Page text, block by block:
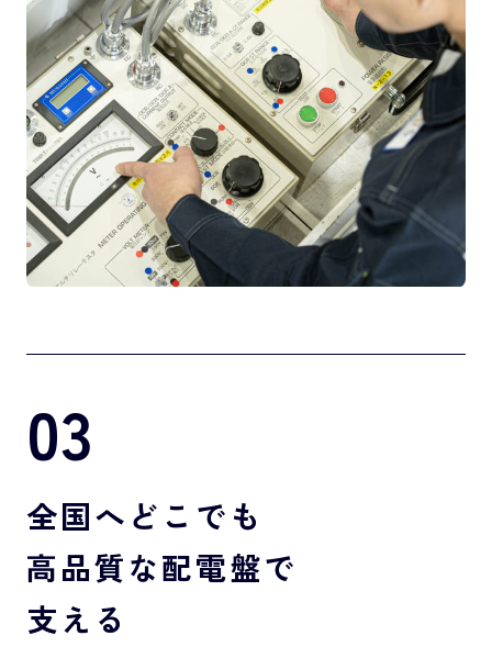
03
全国へどこでも
高品質な配電盤で
支える